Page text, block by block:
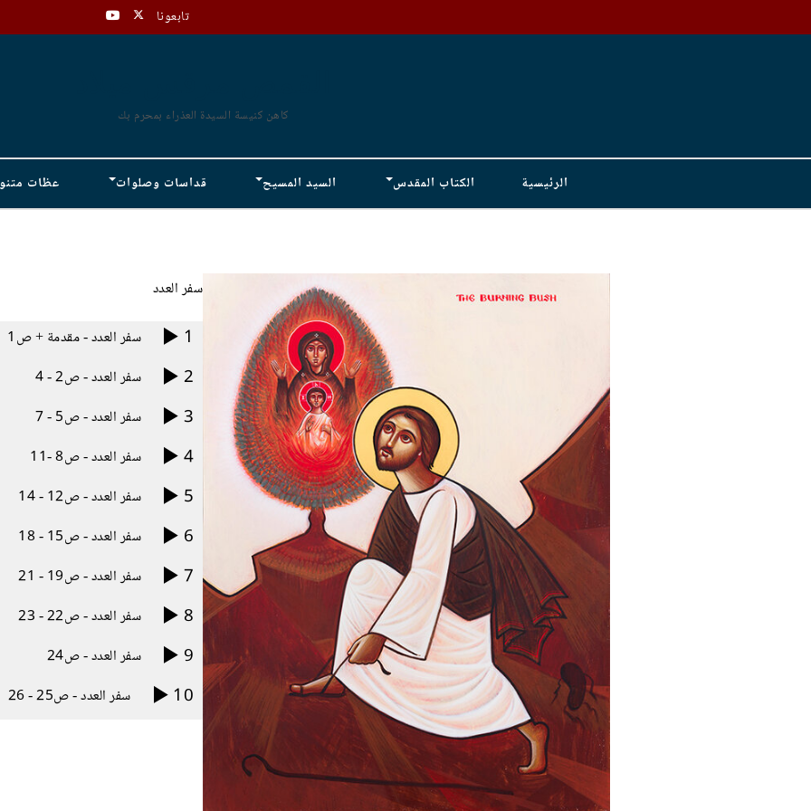
تابعونا
كاهن كنيسة السيدة العذراء بمحرم بك
الرئيسية الكتاب المقدس السيد المسيح قداسات وصلوات عظات
سفر العدد
1 سفر العدد - مقدمة + ص1
2 سفر العدد - ص2 - 4
3 سفر العدد - ص5 - 7
4 سفر العدد - ص8 -11
5 سفر العدد - ص12 - 14
6 سفر العدد - ص15 - 18
7 سفر العدد - ص19 - 21
8 سفر العدد - ص22 - 23
9 سفر العدد - ص24
10 سفر العدد - ص25 - 26